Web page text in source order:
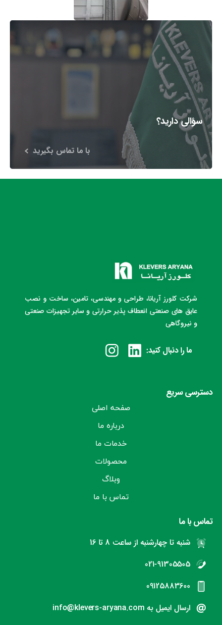
سؤالی دارید؟
با ما تماس بگیرید
شرکت کلورز آریانا، طراحی و مهندسی، تامین، ساخت و نصب
عایق های صنعتی انعطاف پذیر حرارتی و سایر تجهیزات صنعتی
و نیروگاهی
ما را دنبال کنید:
دسترسی سریع
صفحه اصلی
درباره ما
خدمات ما
محصولات
وبلاگ
تماس با ما
تماس با ما
شنبه تا چهارشنبه از ساعت 8 تا 16
021-91305505
09125883600
ارسال ایمیل به info@klevers-aryana.com